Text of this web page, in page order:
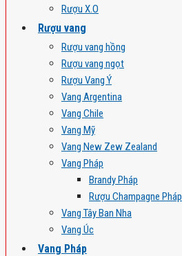
Rượu X.O
Rượu vang
Rượu vang hồng
Rượu vang ngọt
Rượu Vang Ý
Vang Argentina
Vang Chile
Vang Mỹ
Vang New Zew Zealand
Vang Pháp
Brandy Pháp
Rượu Champagne Pháp
Vang Tây Ban Nha
Vang Úc
Vang Pháp